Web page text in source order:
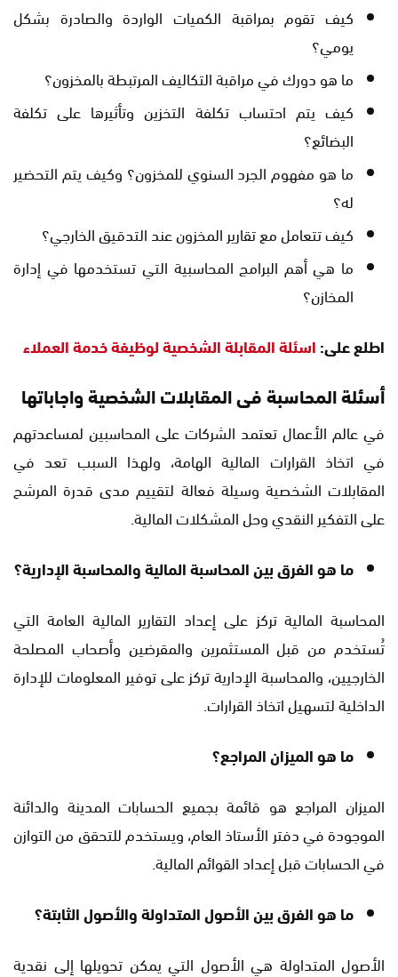
كيف تقوم بمراقبة الكميات الواردة والصادرة بشكل
يومي؟
ما هو دورك في مراقبة التكاليف المرتبطة بالمخزون؟
كيف يتم احتساب تكلفة التخزين وتأثيرها على تكلفة
البضائع؟
ما هو مفهوم الجرد السنوي للمخزون؟ وكيف يتم التحضير
له؟
كيف تتعامل مع تقارير المخزون عند التدقيق الخارجي؟
ما هي أهم البرامج المحاسبية التي تستخدمها في إدارة
المخازن؟
اطلع على:اسئلة المقابلة الشخصية لوظيفة خدمة العملاء
أسئلة المحاسبة فى المقابلات الشخصية واجاباتها
في عالم الأعمال تعتمد الشركات على المحاسبين لمساعدتهم
في اتخاذ القرارات المالية الهامة، ولهذا السبب تعد في
المقابلات الشخصية وسيلة فعالة لتقييم مدى قدرة المرشح
على التفكير النقدي وحل المشكلات المالية.
ما هو الفرق بين المحاسبة المالية والمحاسبة الإدارية؟
المحاسبة المالية تركز على إعداد التقارير المالية العامة التي
تُستخدم من قبل المستثمرين والمقرضين وأصحاب المصلحة
الخارجيين، والمحاسبة الإدارية تركز على توفير المعلومات للإدارة
الداخلية لتسهيل اتخاذ القرارات.
ما هو الميزان المراجع؟
الميزان المراجع هو قائمة بجميع الحسابات المدينة والدائنة
الموجودة في دفتر الأستاذ العام، ويستخدم للتحقق من التوازن
في الحسابات قبل إعداد القوائم المالية.
ما هو الفرق بين الأصول المتداولة والأصول الثابتة؟
الأصول المتداولة هي الأصول التي يمكن تحويلها إلى نقدية